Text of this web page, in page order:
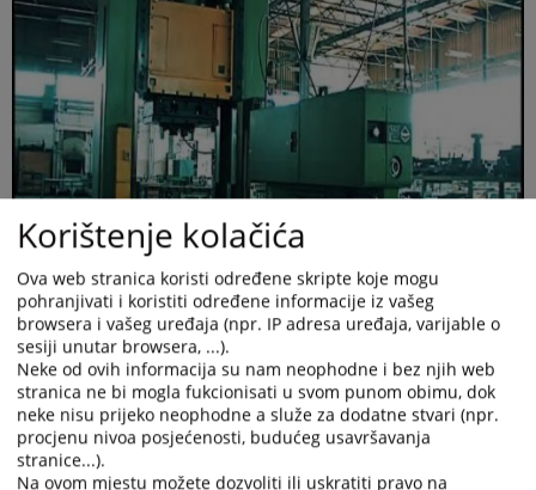
Korištenje kolačića
Ova web stranica koristi određene skripte koje mogu
pohranjivati i koristiti određene informacije iz vašeg
browsera i vašeg uređaja (npr. IP adresa uređaja, varijable o
sesiji unutar browsera, ...).
Neke od ovih informacija su nam neophodne i bez njih web
stranica ne bi mogla fukcionisati u svom punom obimu, dok
neke nisu prijeko neophodne a služe za dodatne stvari (npr.
procjenu nivoa posjećenosti, budućeg usavršavanja
stranice...).
Na ovom mjestu možete dozvoliti ili uskratiti pravo na